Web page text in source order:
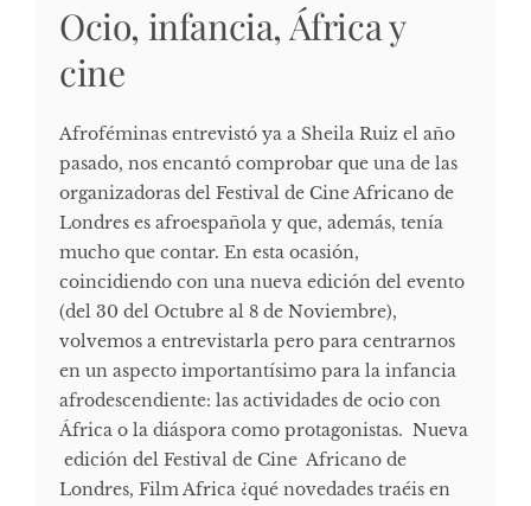
Ocio, infancia, África y
cine
Afroféminas entrevistó ya a Sheila Ruiz el año
pasado, nos encantó comprobar que una de las
organizadoras del Festival de Cine Africano de
Londres es afroespañola y que, además, tenía
mucho que contar. En esta ocasión,
coincidiendo con una nueva edición del evento
(del 30 del Octubre al 8 de Noviembre),
volvemos a entrevistarla pero para centrarnos
en un aspecto importantísimo para la infancia
afrodescendiente: las actividades de ocio con
África o la diáspora como protagonistas. Nueva
edición del Festival de Cine Africano de
Londres, Film Africa ¿qué novedades traéis en